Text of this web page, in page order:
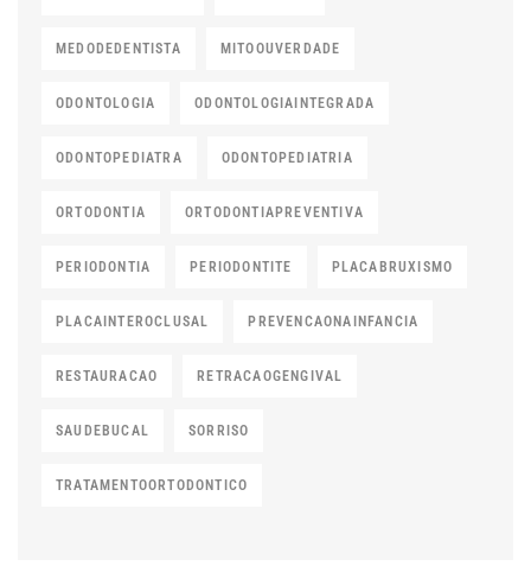
MEDODEDENTISTA MITOOUVERDADE
ODONTOLOGIA ODONTOLOGIAINTEGRADA
ODONTOPEDIATRA ODONTOPEDIATRIA
ORTODONTIA ORTODONTIAPREVENTIVA
PERIODONTIA PERIODONTITE PLACABRUXISMO
PLACAINTEROCLUSAL PREVENCAONAINFANCIA
RESTAURACAO RETRACAOGENGIVAL
SAUDEBUCAL SORRISO
TRATAMENTOORTODONTICO